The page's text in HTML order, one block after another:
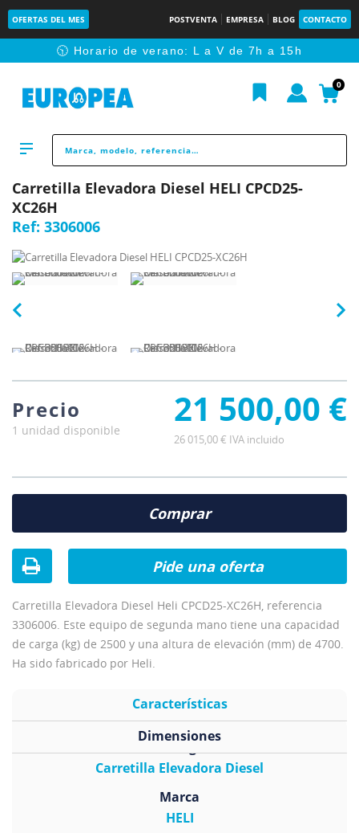
OFERTAS DEL MES POSTVENTA EMPRESA BLOG CONTACTO
🕥 Horario de verano: L a V de 7h a 15h
0
Carretilla Elevadora Diesel HELI CPCD25-
XC26H
Ref: 3306006
Carretilla Elevadora Diesel Heli CPCD25-XC26H, referencia
3306006. Este equipo de segunda mano tiene una capacidad
de carga (kg) de 2500 y una altura de elevación (mm) de 4700.
Ha sido fabricado por Heli.
Precio
1 unidad disponible 21 500,00 €
26 015,00 € IVA incluido
Comprar
Pide una oferta
Características
Subcategoría
Carretilla Elevadora Diesel
Marca
HELI
Dimensiones